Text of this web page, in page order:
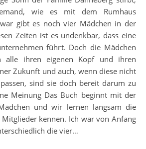
wie es mit dem Rumhaus
gibt es noch vier Mädchen in der
Zeiten ist es undenkbar, dass eine
führt. Doch die Mädchen
alle ihren eigenen Kopf und ihren
Zukunft und auch, wenn diese nicht
sind sie doch bereit darum zu
Meinung Das Buch beginnt mit der
und wir lernen langsam die
kennen. Ich war von Anfang
die vier…